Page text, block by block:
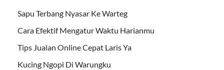
Sapu Terbang Nyasar Ke Warteg
Cara Efektif Mengatur Waktu Harianmu
Tips Jualan Online Cepat Laris Ya
Kucing Ngopi Di Warungku